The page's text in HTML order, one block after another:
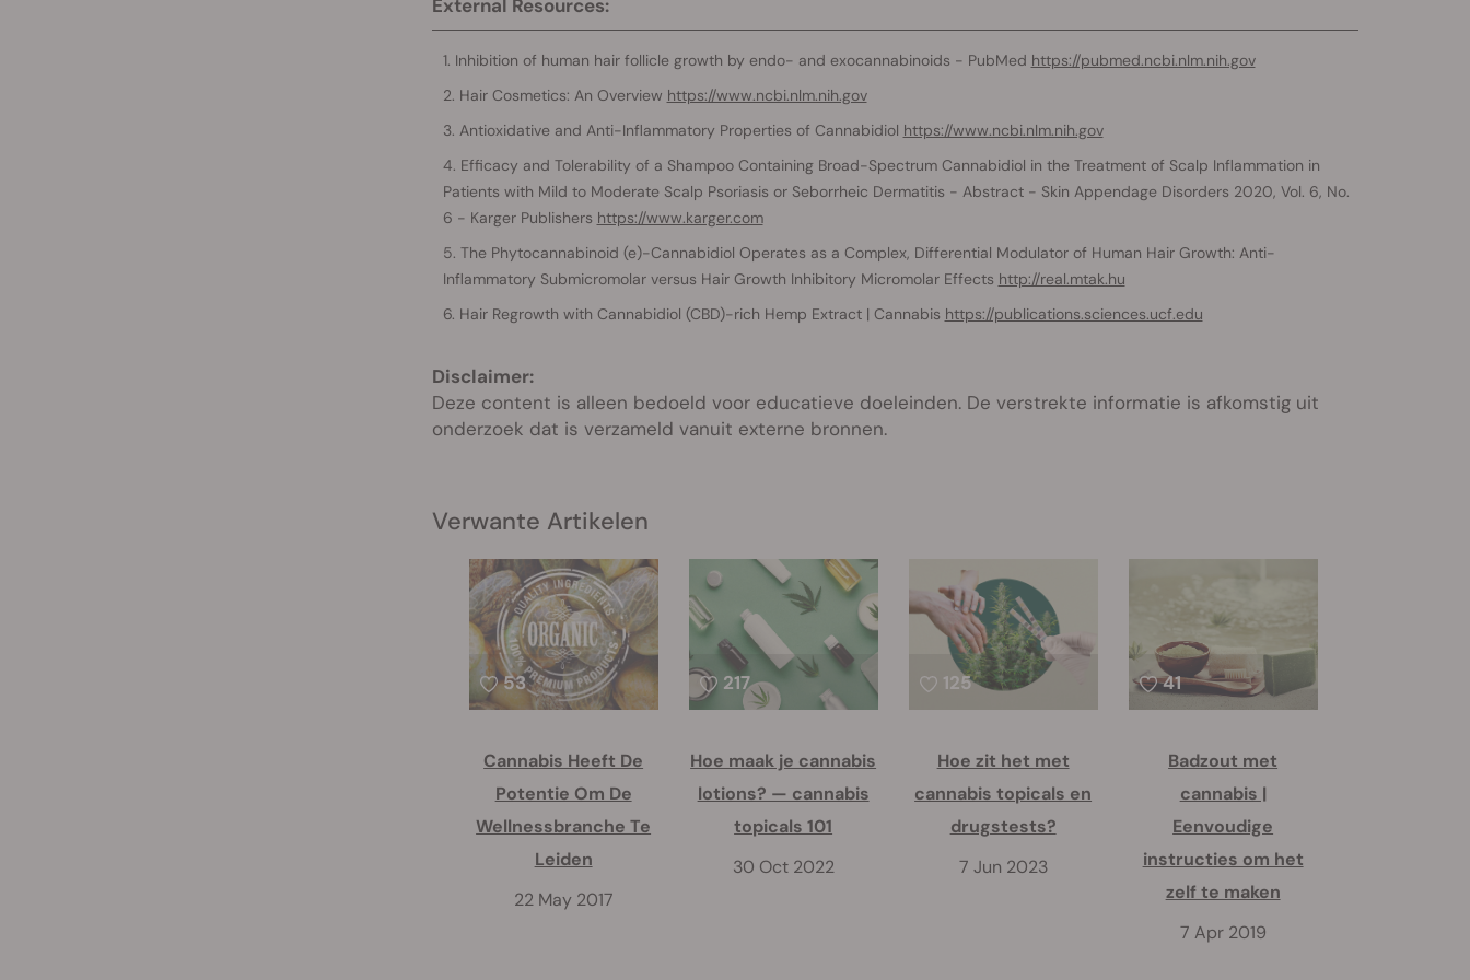
External Resources:
Inhibition of human hair follicle growth by endo- and exocannabinoids - PubMed https://pubmed.ncbi.nlm.nih.gov
Hair Cosmetics: An Overview https://www.ncbi.nlm.nih.gov
Antioxidative and Anti-Inflammatory Properties of Cannabidiol https://www.ncbi.nlm.nih.gov
Efficacy and Tolerability of a Shampoo Containing Broad-Spectrum Cannabidiol in the Treatment of Scalp Inflammation in
Patients with Mild to Moderate Scalp Psoriasis or Seborrheic Dermatitis - Abstract - Skin Appendage Disorders 2020, Vol. 6, No.
6 - Karger Publishers https://www.karger.com
The Phytocannabinoid (e)-Cannabidiol Operates as a Complex, Differential Modulator of Human Hair Growth: Anti-
Inflammatory Submicromolar versus Hair Growth Inhibitory Micromolar Effects http://real.mtak.hu
Hair Regrowth with Cannabidiol (CBD)-rich Hemp Extract | Cannabis https://publications.sciences.ucf.edu
Disclaimer:
Deze content is alleen bedoeld voor educatieve doeleinden. De verstrekte informatie is afkomstig uit
onderzoek dat is verzameld vanuit externe bronnen.
Verwante Artikelen
53
Cannabis Heeft De
Potentie Om De
Wellnessbranche Te
Leiden
22 May 2017
217
Hoe maak je cannabis
lotions? — cannabis
topicals 101
30 Oct 2022
125
Hoe zit het met
cannabis topicals en
drugstests?
7 Jun 2023
41
Badzout met
cannabis |
Eenvoudige
instructies om het
zelf te maken
7 Apr 2019